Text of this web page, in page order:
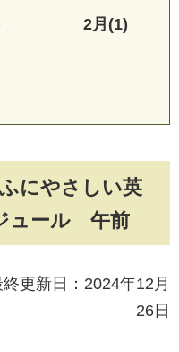
にやさしい英
ュール 午前
更新日：2024年12月
26日
2月(1)